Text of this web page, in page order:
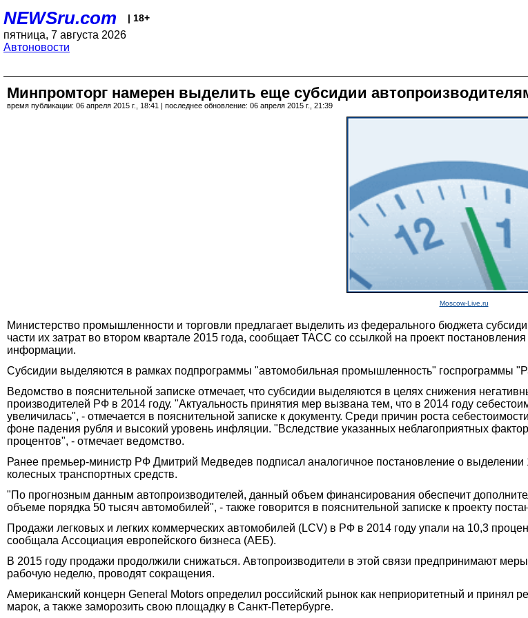
NEWSru.com | 18+
пятница, 7 августа 2026
Автоновости
Минпромторг намерен выделить еще субсидии
время публикации: 06 апреля 2015 г., 18:41 | последнее обновление: 06 апреля 2015 г., 21:39
Moscow-Live.ru
Министерство промышленности и торговли предлагает выделить из федерального бюджета
части их затрат во втором квартале 2015 года, сообщает ТАСС со ссылкой на проект
информации.
Субсидии выделяются в рамках подпрограммы "автомобильная промышленность" госпрограммы
Ведомство в пояснительной записке отмечает, что субсидии выделяются в целях снижения
производителей РФ в 2014 году. "Актуальность принятия мер вызвана тем, что в 2014 году
увеличилась", - отмечается в пояснительной записке к документу. Среди причин роста
фоне падения рубля и высокий уровень инфляции. "Вследствие указанных неблагоприятных
процентов", - отмечает ведомство.
Ранее премьер-министр РФ Дмитрий Медведев подписал аналогичное постановление о выделении
колесных транспортных средств.
"По прогнозным данным автопроизводителей, данный объем финансирования обеспечит
объеме порядка 50 тысяч автомобилей", - также говорится в пояснительной записке к проекту
Продажи легковых и легких коммерческих автомобилей (LCV) в РФ в 2014 году упали на 10,3
сообщала Ассоциация европейского бизнеса (АЕБ).
В 2015 году продажи продолжили снижаться. Автопроизводители в этой связи предпринимают
рабочую неделю, проводят сокращения.
Американский концерн General Motors определил российский рынок как неприоритетный и
марок, а также заморозить свою площадку в Санкт-Петербурге.